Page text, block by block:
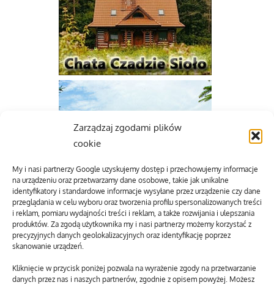
Zarządzaj zgodami plików
cookie
My i nasi partnerzy Google uzyskujemy dostęp i przechowujemy informacje
na urządzeniu oraz przetwarzamy dane osobowe, takie jak unikalne
identyfikatory i standardowe informacje wysyłane przez urządzenie czy dane
przeglądania w celu wyboru oraz tworzenia profilu spersonalizowanych treści
i reklam, pomiaru wydajności treści i reklam, a także rozwijania i ulepszania
produktów. Za zgodą użytkownika my i nasi partnerzy możemy korzystać z
precyzyjnych danych geolokalizacyjnych oraz identyfikację poprzez
skanowanie urządzeń.
Kliknięcie w przycisk poniżej pozwala na wyrażenie zgody na przetwarzanie
danych przez nas i naszych partnerów, zgodnie z opisem powyżej. Możesz